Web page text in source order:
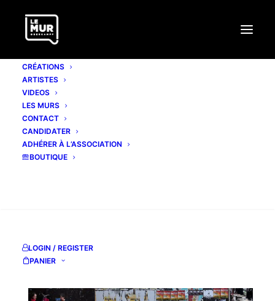
CRÉATIONS
ARTISTES
VIDEOS
LES MURS
CONTACT
CANDIDATER
ADHÉRER À L’ASSOCIATION
BOUTIQUE
LOGIN / REGISTER
PANIER
VOODOÖO
http://weirdfarm.vuegate.net